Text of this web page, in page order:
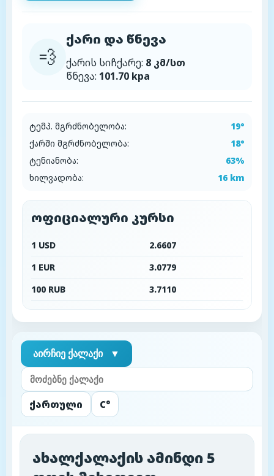
💨
ქარი და წნევა
ქარის სიჩქარე: 8 კმ/სთ
წნევა: 101.70 kpa
ტემპ. მგრძნობელობა:
19°
ქარში მგრძნობელობა:
18°
ტენიანობა:
63%
ხილვადობა:
16 km
ოფიციალური კურსი
1 USD
2.6607
1 EUR
3.0779
100 RUB
3.7110
აირჩიე ქალაქი ▼
ქართული C°
ახალქალაქის ამინდი 5